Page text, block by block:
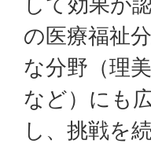
の医療福祉
な分野（理
など）にも
し、挑戦を